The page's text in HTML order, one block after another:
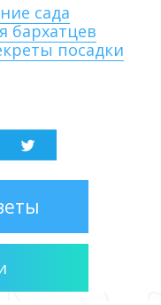
сада
бархатцев
посадки